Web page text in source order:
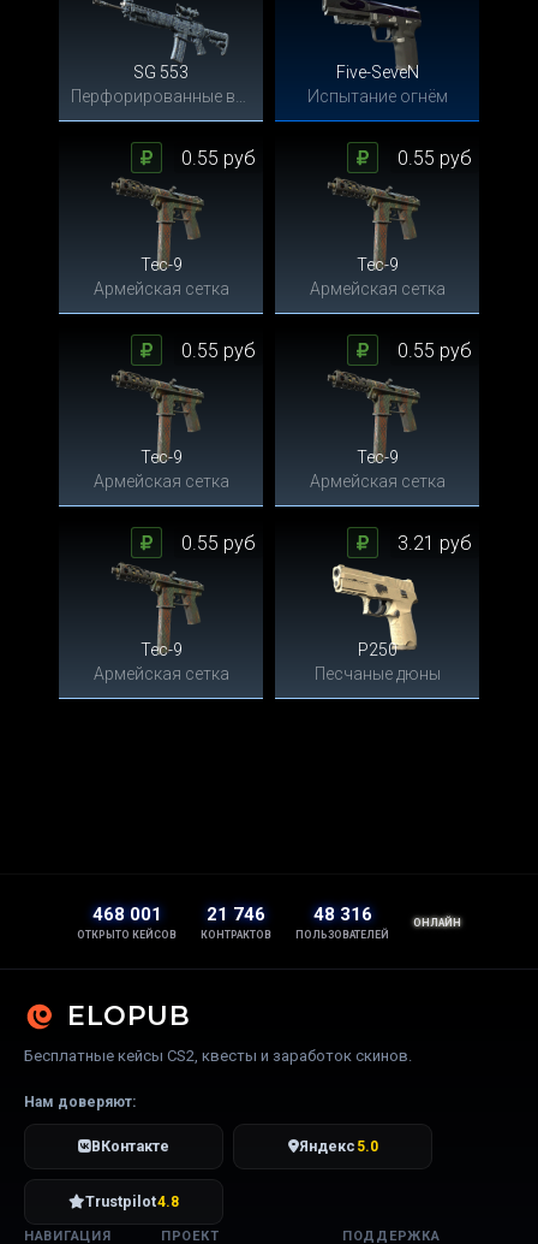
SG 553
Five-SeveN
Испытание огнём
Tec-9
Армейская сетка
0.55 руб
Tec-9
Армейская сетка
0.55 руб
Tec-9
Армейская сетка
0.55 руб
Tec-9
Армейская сетка
0.55 руб
Tec-9
Армейская сетка
0.55 руб
P250
Песчаные дюны
3.21 руб
468 001
ОТКРЫТО КЕЙСОВ
21 746
КОНТРАКТОВ
48 316
ПОЛЬЗОВАТЕЛЕЙ
ОНЛАЙН
ELOPUB
Бесплатные кейсы CS2, квесты и заработок скинов.
Нам доверяют:
ВКонтакте Яндекс 5.0
Trustpilot4.8
НАВИГАЦИЯ ПРОЕКТ ПОДДЕРЖКА